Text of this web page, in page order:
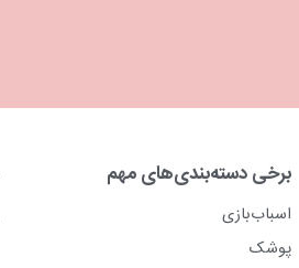
برخی دسته‌بندی‌های مهم
اسباب‌بازی
پوشک